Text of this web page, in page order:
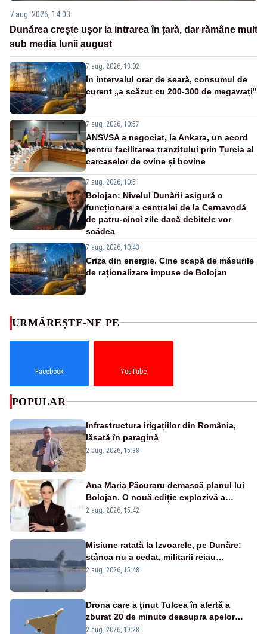
7 aug. 2026, 14:03
Dunărea crește ușor la intrarea în țară, dar rămâne mult
sub media lunii august
7 aug. 2026, 13:02
În intervalul orar de seară, consumul de
curent „a scăzut cu 200-300 de megawați”
7 aug. 2026, 10:57
ANSVSA a negociat, la Ankara, un acord
pentru facilitarea tranzitului prin Turcia al
carcaselor de ovine și bovine
7 aug. 2026, 10:51
Bolojan: Nivelul Dunării asigură o
funcționare a centralei de la Cernavodă
de patru-cinci zile dacă debitele vor
scădea
7 aug. 2026, 10:43
Criza din energie. Cine scapă de măsurile
de raționalizare impuse de Bolojan
URMĂREȘTE-NE PE
Facebook YouTube
POPULAR
Infrastructura irigațiilor din România,
lăsată în paragină
2 aug. 2026, 15:38
Ana Maria Păcuraru demască planul lui
Bolojan. O nouă ediție explozivă a
emisiunii „Miza Zilei” la Realitatea PLUS
2 aug. 2026, 15:42
Misiune ratată la Izvoarele, pe Dunăre:
stânca nu a cedat, militarii reiau
detonările luni – VIDEO
2 aug. 2026, 15:48
Drona care a ținut Tulcea în alertă a
zburat 20 de minute deasupra apelor
României. Au fost ridicate două F-16
2 aug. 2026, 19:28